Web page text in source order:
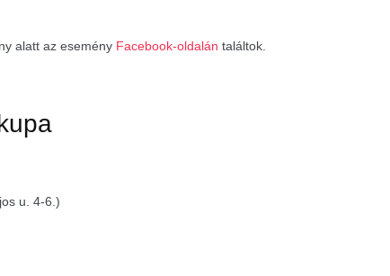
alatt az esemény Facebook-oldalán találtok.
u. 4-6.)